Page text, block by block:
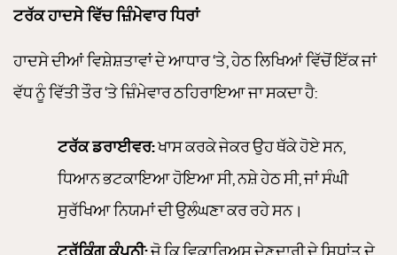
ਟਰੱਕ ਹਾਦਸੇ ਵਿੱਚ ਜ਼ਿੰਮੇਵਾਰ ਧਿਰਾਂ
ਹਾਦਸੇ ਦੀਆਂ ਵਿਸ਼ੇਸ਼ਤਾਵਾਂ ਦੇ ਆਧਾਰ ‘ਤੇ, ਹੇਠ ਲਿਖਿਆਂ ਵਿੱਚੋਂ ਇੱਕ ਜਾਂ
ਵੱਧ ਨੂੰ ਵਿੱਤੀ ਤੌਰ ‘ਤੇ ਜ਼ਿੰਮੇਵਾਰ ਠਹਿਰਾਇਆ ਜਾ ਸਕਦਾ ਹੈ:
ਟਰੱਕ ਡਰਾਈਵਰ:ਖਾਸ ਕਰਕੇ ਜੇਕਰ ਉਹ ਥੱਕੇ ਹੋਏ ਸਨ,
ਧਿਆਨ ਭਟਕਾਇਆ ਹੋਇਆ ਸੀ, ਨਸ਼ੇ ਹੇਠ ਸੀ, ਜਾਂ ਸੰਘੀ
ਸੁਰੱਖਿਆ ਨਿਯਮਾਂ ਦੀ ਉਲੰਘਣਾ ਕਰ ਰਹੇ ਸਨ।
ਟਰੱਕਿੰਗ ਕੰਪਨੀ:ਜੋ ਕਿ ਵਿਕਾਰਿਅਸ ਦੇਣਦਾਰੀ ਦੇ ਸਿਧਾਂਤ ਦੇ